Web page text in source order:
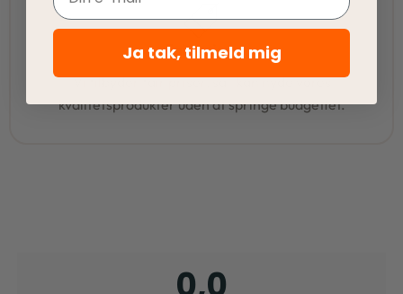
Fair priser
Vi tilbyder fair priser, så I kan nyde vores
kvalitetsprodukter uden at springe budgettet.
Ja tak, tilmeld mig